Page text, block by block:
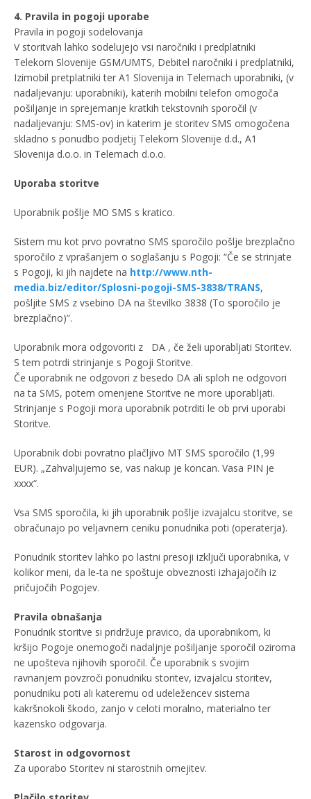
4. Pravila in pogoji uporabe
Pravila in pogoji sodelovanja
V storitvah lahko sodelujejo vsi naročniki i predplatniki
Telekom Slovenije GSM/UMTS, Debitel naročniki i predplatniki,
Izimobil pretplatniki ter A1 Slovenija in Telemach uporabniki, (v
nadaljevanju: uporabniki), katerih mobilni telefon omogoča
pošiljanje in sprejemanje kratkih tekstovnih sporočil (v
nadaljevanju: SMS-ov) in katerim je storitev SMS omogočena
skladno s ponudbo podjetij Telekom Slovenije d.d., A1
Slovenija d.o.o. in Telemach d.o.o.
Uporaba storitve
Uporabnik pošlje MO SMS s kratico.
Sistem mu kot prvo povratno SMS sporočilo pošlje brezplačno
sporočilo z vprašanjem o soglašanju s Pogoji: “Če se strinjate
s Pogoji, ki jih najdete na http://www.nth-
media.biz/editor/Splosni-pogoji-SMS-3838/TRANS,
pošljite SMS z vsebino DA na številko 3838 (To sporočilo je
brezplačno)”.
Uporabnik mora odgovoriti z
DA , če želi uporabljati Storitev.
S tem potrdi strinjanje s Pogoji Storitve.
Če uporabnik ne odgovori z besedo DA ali sploh ne odgovori
na ta SMS, potem omenjene Storitve ne more uporabljati.
Strinjanje s Pogoji mora uporabnik potrditi le ob prvi uporabi
Storitve.
Uporabnik dobi povratno plačljivo MT SMS sporočilo (1,99
EUR). „Zahvaljujemo se, vas nakup je koncan. Vasa PIN je
xxxx“.
Vsa SMS sporočila, ki jih uporabnik pošlje izvajalcu storitve, se
obračunajo po veljavnem ceniku ponudnika poti (operaterja).
Ponudnik storitev lahko po lastni presoji izključi uporabnika, v
kolikor meni, da le-ta ne spoštuje obveznosti izhajajočih iz
pričujočih Pogojev.
Pravila obnašanja
Ponudnik storitve si pridržuje pravico, da uporabnikom, ki
kršijo Pogoje onemogoči nadaljnje pošiljanje sporočil oziroma
ne upošteva njihovih sporočil. Če uporabnik s svojim
ravnanjem povzroči ponudniku storitev, izvajalcu storitev,
ponudniku poti ali kateremu od udeležencev sistema
kakršnokoli škodo, zanjo v celoti moralno, materialno ter
kazensko odgovarja.
Starost in odgovornost
Za uporabo Storitev ni starostnih omejitev.